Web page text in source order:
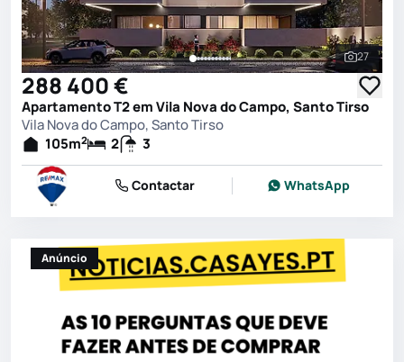
Ver
27
288 400 €
Apartamento T2 em Vila Nova do Campo, Santo Tirso
Vila Nova do Campo, Santo Tirso
105m2 2 3
Contactar WhatsApp
Anúncio